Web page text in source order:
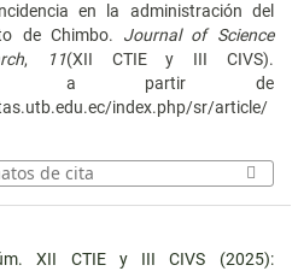
en la administración del
de Chimbo. Journal of Science
, 11(XII CTIE y III CIVS).
a partir de
index.php/sr/article/
de cita
XII CTIE y III CIVS (2025):